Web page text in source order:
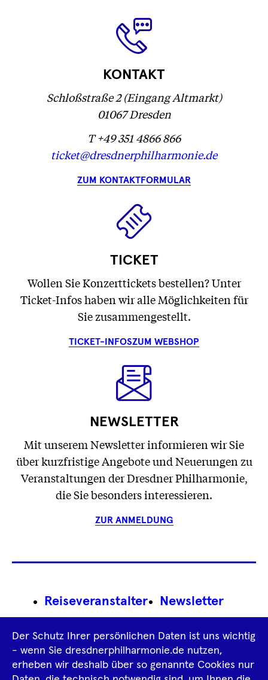
KONTAKT
Schloßstraße 2 (Eingang Altmarkt)
01067 Dresden
T +49 351 4866 866
ticket@dresdnerphilharmonie.de
ZUM KONTAKTFORMULAR
TICKET
Wollen Sie Konzerttickets bestellen? Unter
Ticket-Infos haben wir alle Möglichkeiten für
Sie zusammengestellt.
TICKET-INFOSZUM WEBSHOP
NEWSLETTER
Mit unserem Newsletter informieren wir Sie
über kurzfristige Angebote und Neuerungen zu
Veranstaltungen der Dresdner Philharmonie,
die Sie besonders interessieren.
ZUR ANMELDUNG
Footer
Reiseveranstalter Newsletter
Impressum
Datenschutz­information AGB
Der Schutz Ihrer persönlichen Daten ist uns wichtig
- wenn Sie dresdnerphilharmonie.de nutzen,
erheben wir deshalb über so genannte Cookies nur